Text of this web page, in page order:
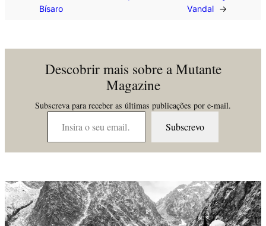
Bísaro
Vandal
→
Descobrir mais sobre a Mutante
Magazine
Subscreva para receber as últimas publicações por e-mail.
Insira o seu email…
Subscrevo